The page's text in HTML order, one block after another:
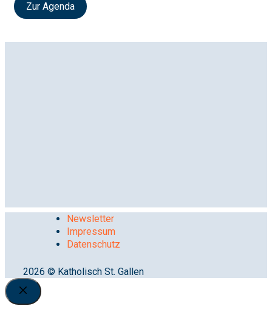
Zur Agenda
Newsletter
Impressum
Datenschutz
2026 © Katholisch St. Gallen
Close